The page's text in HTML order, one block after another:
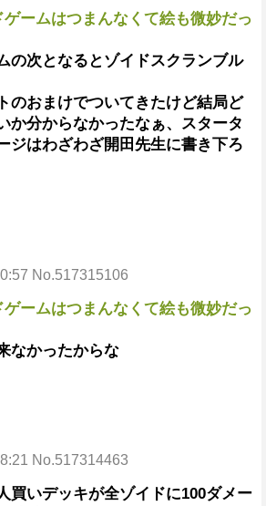
ームはつまんなくて絵も微妙だっ
の次となるとゾイドスクランブル
のおまけでついてきたけど結局ど
か分からなかったなぁ、スタータ
ジはわざわざ開田先生に書き下ろ
No.517315106
ームはつまんなくて絵も微妙だっ
なかったからな
No.517314463
買いデッキが全ゾイドに100ダメー